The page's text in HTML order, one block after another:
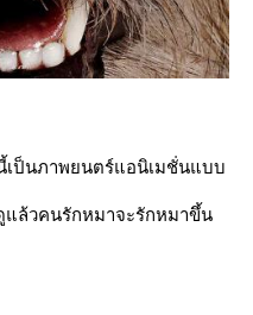
ป็นภาพยนตร์แอนิเมชั่นแบบ
แล้วคนรักหมาจะรักหมาขึ้น